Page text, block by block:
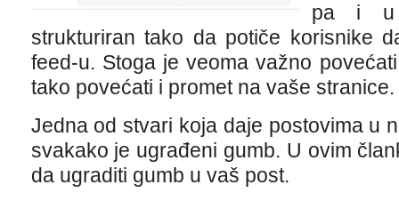
pa i u
strukturiran tako da potiče korisnike
feed-u. Stoga je veoma važno
tako povećati i promet na vaše stranice.
Jedna od stvari koja daje postovima u
svakako je ugrađeni gumb. U ovim
da ugraditi gumb u vaš post.